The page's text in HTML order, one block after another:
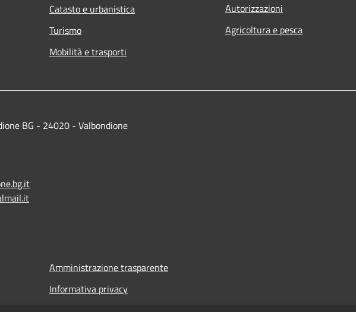
Catasto e urbanistica
Turismo
Mobilità e trasporti
Autorizzazioni
Agricoltura e pesca
BG - 24020 - Valbondione
Amministrazione trasparente
Informativa privacy